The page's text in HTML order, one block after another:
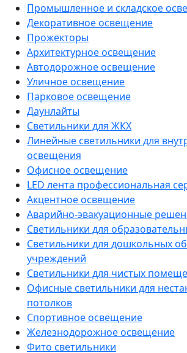
Промышленное и складское
Декоративное освещение
Прожекторы
Архитектурное освещение
Автодорожное освещение
Уличное освещение
Парковое освещение
Даунлайты
Светильники для ЖКХ
Линейные светильники для
освещения
Офисное освещение
LED лента профессиональная
Акцентное освещение
Аварийно-эвакуационные
Светильники для
Светильники для дошкольных
учреждений
Светильники для чистых
Офисные светильники для
потолков
Спортивное освещение
Железнодорожное освещение
Фито светильники